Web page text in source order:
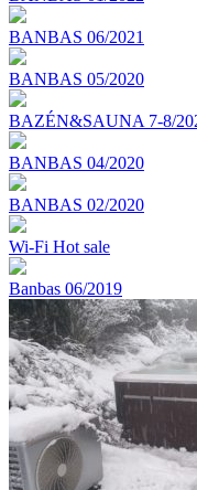
BANBAS 06/2021
BANBAS 05/2020
BAZÉN&SAUNA 7-8/
BANBAS 04/2020
BANBAS 02/2020
Wi-Fi Hot sale
Banbas 06/2019